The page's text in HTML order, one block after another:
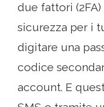
due fattori
sicurezza per i
digitare una
codice
account. E